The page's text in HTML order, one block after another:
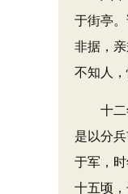
于街亭
非据，
不知人
十二年
是以分
于军，
十五顷